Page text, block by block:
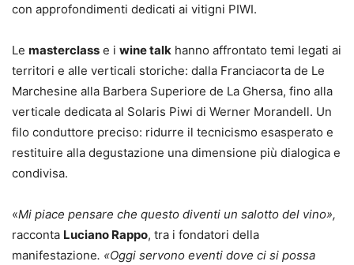
con approfondimenti dedicati ai vitigni PIWI.
Le masterclass e i wine talk hanno affrontato temi legati ai
territori e alle verticali storiche: dalla Franciacorta de Le
Marchesine alla Barbera Superiore de La Ghersa, fino alla
verticale dedicata al Solaris Piwi di Werner Morandell. Un
filo conduttore preciso: ridurre il tecnicismo esasperato e
restituire alla degustazione una dimensione più dialogica e
condivisa.
«Mi piace pensare che questo diventi un salotto del vino»,
racconta Luciano Rappo, tra i fondatori della
manifestazione. «Oggi servono eventi dove ci si possa